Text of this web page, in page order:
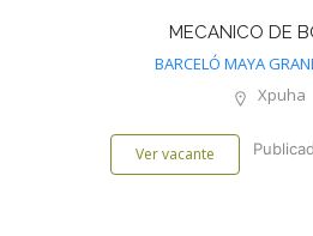
MECANICO DE
BARCELÓ MAYA
Xpuha
Ver vacante